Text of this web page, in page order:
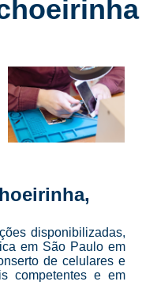
de Celular em SP
de Celular Perto de Mim
de Celular
de Iphone
São Paulo
Conserto
Conserto
X
Conserto
Completo Manutenção
e Manutenção de
de Celular em São
disponibilizadas,
em São Paulo em
de celulares e
competentes e em